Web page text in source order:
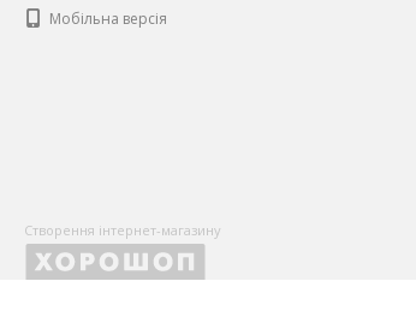
Мобільна версія
Створення інтернет-магазину